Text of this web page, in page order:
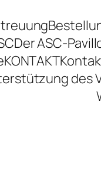
Der ASC-
KONTAKT
des